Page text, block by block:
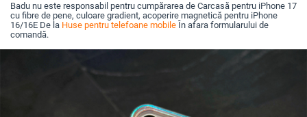
Badu nu este responsabil pentru cumpărarea de Carcasă pentru iPhone 17
cu fibre de pene, culoare gradient, acoperire magnetică pentru iPhone
16/16E De la Huse pentru telefoane mobile În afara formularului de
comandă.